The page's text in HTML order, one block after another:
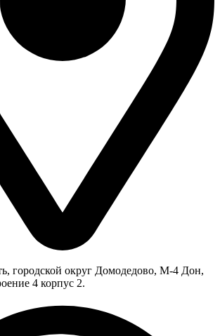
городской округ Домодедово, М-4 Дон,
4 корпус 2.